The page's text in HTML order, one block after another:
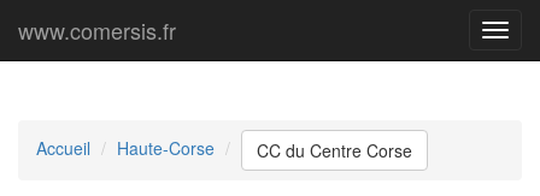
Menu
www.comersis.fr
Accueil Haute-Corse CC du Centre Corse